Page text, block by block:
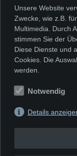
Sie
Unsere Website
Zwecke, wie z.B.
Multimedia. Durch
stimmen Sie der
Diese Dienste und
Cookies. Die
werden.
Notwendig
Details